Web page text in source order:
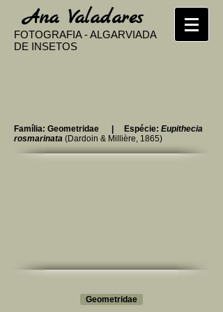
​Ana Valadares
FOTOGRAFIA - ALGARVIADA
DE INSETOS
Família: Geometridae | Espécie: Eupithecia
rosmarinata (Dardoin & Millière, 1865)
Geometridae